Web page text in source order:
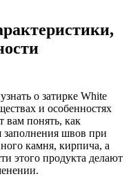
о затирке White
и особенностях
вам понять, как
заполнения швов при
камня, кирпича, а
этого продукта делают